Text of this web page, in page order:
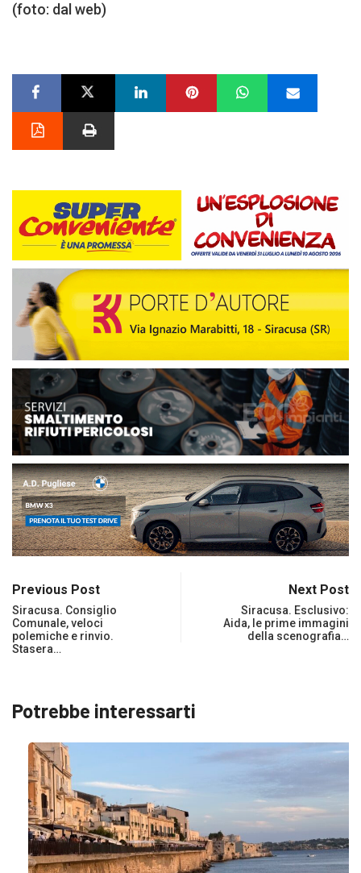
(foto: dal web)
Previous Post
Siracusa. Consiglio
Comunale, veloci
polemiche e rinvio.
Stasera…
Next Post
Siracusa. Esclusivo:
Aida, le prime immagini
della scenografia…
Potrebbe interessarti